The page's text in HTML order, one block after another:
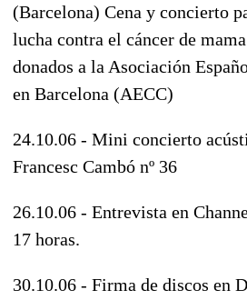
(Barcelona) Cena y concierto
lucha contra el cáncer de
donados a la Asociación
en Barcelona (AECC)
24.10.06 - Mini concierto
Francesc Cambó nº 36
26.10.06 - Entrevista en
17 horas.
30.10.06 - Firma de discos en